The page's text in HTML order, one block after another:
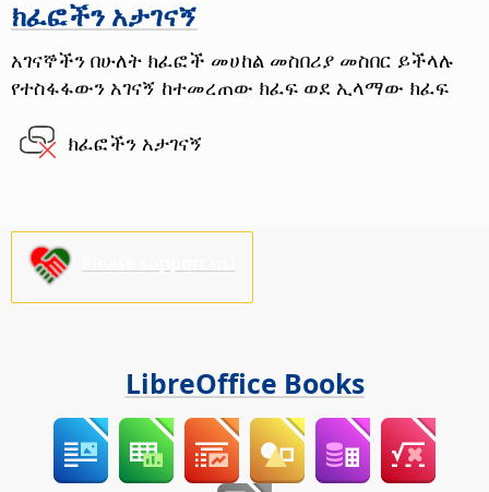
ክፈፎችን አታገናኝ
አገናኞችን በሁለት ክፈፎች መሀከል መስበሪያ መስበር ይችላሉ
የተስፋፋውን አገናኝ ከተመረጠው ክፈፍ ወደ ኢላማው ክፈፍ
ክፈፎችን አታገናኝ
LibreOffice Books